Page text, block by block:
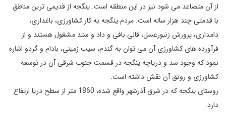
از آن متصاعد می شود نیز در این منطقه است. ینگجه از قدیمی ترین مناطق
با قدمتی چند هزار ساله است. مردم ینگجه به کار کشاورزی، باغداری،
دامداری، پرورش زنبورعسل، قالی بافی و داد و ستد مشغول هستند و از
فرآورده های کشاورزی آن می توان به گندم، سیب زمینی، بادام و گردو اشاره
نمود که وجود سد و دریاچه ینگجه در قسمت جنوب شرقی آن در توسعه
کشاورزی و رونق آن نقش داشته است.
روستای ینگجه که در شرق آذرشهر واقع شده، 1860 متر از سطح دریا ارتفاع
دارد.